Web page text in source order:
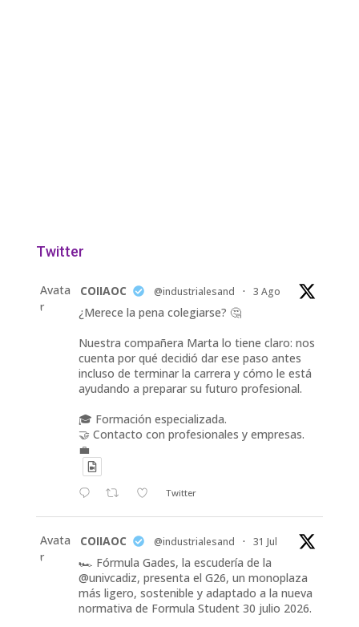
Twitter
Avata
r
COIIAOC @industrialesand · 3 Ago
¿Merece la pena colegiarse? 🤔
Nuestra compañera Marta lo tiene claro: nos
cuenta por qué decidió dar ese paso antes
incluso de terminar la carrera y cómo le está
ayudando a preparar su futuro profesional.
🎓 Formación especializada.
🤝 Contacto con profesionales y empresas.
💼
Twitter
Avata
r
COIIAOC @industrialesand · 31 Jul
🏎️ Fórmula Gades, la escudería de la
@univcadiz, presenta el G26, un monoplaza
más ligero, sostenible y adaptado a la nueva
normativa de Formula Student 30 julio 2026.